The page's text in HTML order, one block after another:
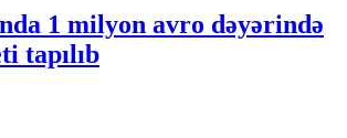
1 milyon avro dəyərində
tapılıb